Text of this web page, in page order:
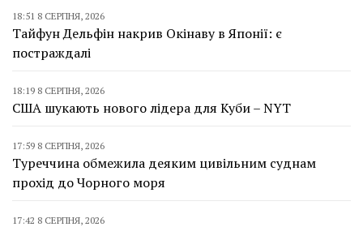
18:51 8 СЕРПНЯ, 2026
Тайфун Дельфін накрив Окінаву в Японії: є
постраждалі
18:19 8 СЕРПНЯ, 2026
США шукають нового лідера для Куби – NYT
17:59 8 СЕРПНЯ, 2026
Туреччина обмежила деяким цивільним суднам
прохід до Чорного моря
17:42 8 СЕРПНЯ, 2026